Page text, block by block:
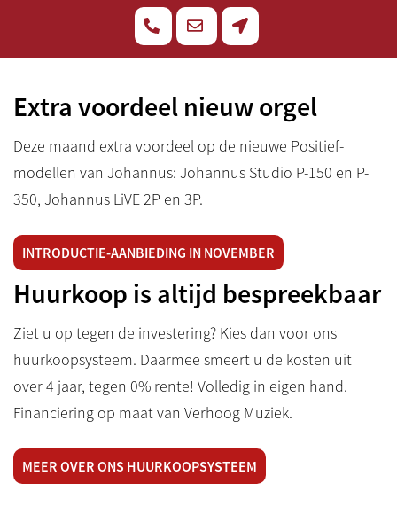
Extra voordeel nieuw orgel
Deze maand extra voordeel op de nieuwe Positief-
modellen van Johannus: Johannus Studio P-150 en P-
350, Johannus LiVE 2P en 3P.
INTRODUCTIE-AANBIEDING IN NOVEMBER
Huurkoop is altijd bespreekbaar
Ziet u op tegen de investering? Kies dan voor ons
huurkoopsysteem. Daarmee smeert u de kosten uit
over 4 jaar, tegen 0% rente! Volledig in eigen hand.
Financiering op maat van Verhoog Muziek.
MEER OVER ONS HUURKOOPSYSTEEM